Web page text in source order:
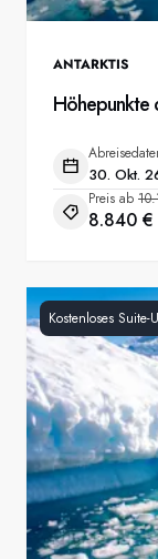
ANTARKTIS
Höhepunkte
30. Okt.
Preis ab
8.840 €
Kostenloses Suite-